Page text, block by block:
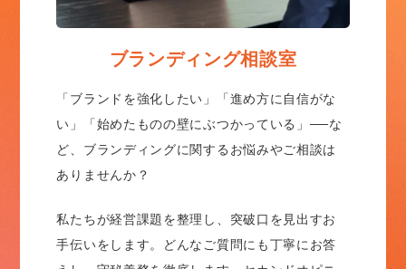
ブランディング相談室
「ブランドを強化したい」「進め方に自信がな
い」「始めたものの壁にぶつかっている」──な
ど、ブランディングに関するお悩みやご相談は
ありませんか？
私たちが経営課題を整理し、突破口を見出すお
手伝いをします。どんなご質問にも丁寧にお答